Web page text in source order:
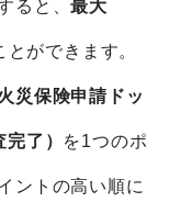
ると、最大
ができます。
災保険申請ドッ
了） を1つのポ
ントの高い順に